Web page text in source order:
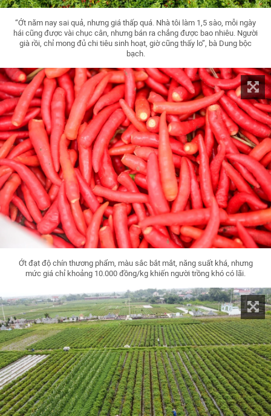
“Ớt năm nay sai quả, nhưng giá thấp quá. Nhà tôi làm 1,5 sào, mỗi ngày
hái cũng được vài chục cân, nhưng bán ra chẳng được bao nhiêu. Người
già rồi, chỉ mong đủ chi tiêu sinh hoạt, giờ cũng thấy lo”, bà Dung bộc
bạch.
Ớt đạt độ chín thương phẩm, màu sắc bắt mắt, năng suất khá, nhưng
mức giá chỉ khoảng 10.000 đồng/kg khiến người trồng khó có lãi.